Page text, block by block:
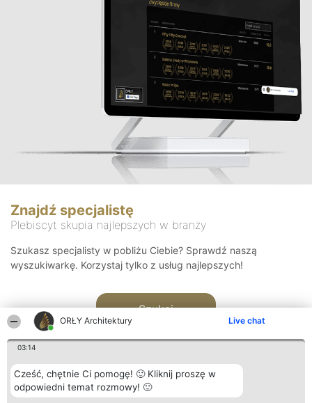
ORŁY Architektury Live chat
03:14
Cześć, chętnie Ci pomogę! 🙂 Kliknij proszę w
odpowiedni temat rozmowy! 🙂
Znajdź specjalistę
Plebiscyt skupia najlepszych w branży
Szukasz specjalisty w pobliżu Ciebie? Sprawdź naszą
wyszukiwarkę. Korzystaj tylko z usług najlepszych!
Szukaj